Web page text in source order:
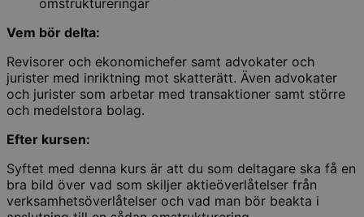
Vem bör delta:
Revisorer och ekonomichefer samt advokater och
jurister med inriktning mot skatterätt. Även advokater
och jurister som arbetar med transaktioner samt större
och medelstora bolag.
Efter kursen:
Syftet med denna kurs är att du som deltagare ska få en
bra bild över vad som skiljer aktieöverlåtelser från
verksamhetsöverlåtelser och vad man bör beakta i